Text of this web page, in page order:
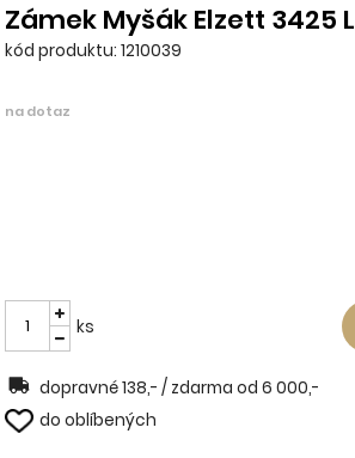
Zámek Myšák Elzett 3425 L
kód produktu: 1210039
na dotaz
ks
dopravné 138,- / zdarma od 6 000,-
do oblíbených